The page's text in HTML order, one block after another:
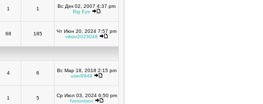
1 1
Вс Дек 02, 2007 4:37 pm
Big Eye
68 185
Чт Июн 20, 2024 7:57 pm
viktor2023048
4 6
Вс Мар 18, 2018 2:15 pm
user8949
1 5
Ср Июл 03, 2024 6:50 pm
fvorontsov